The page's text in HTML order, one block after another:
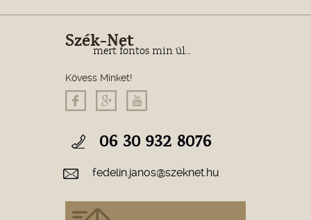
Szék-Net
mert fontos min ül...
Kövess Minket!
06 30 932 8076
fedelin.janos@szeknet.hu